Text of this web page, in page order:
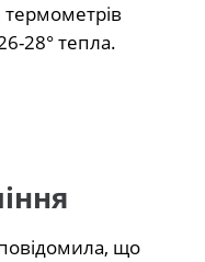
28° тепла.
що